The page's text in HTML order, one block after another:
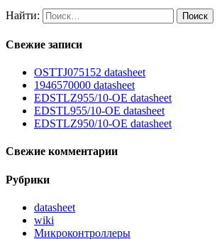
Найти:
Свежие записи
OSTTJ075152 datasheet
1946570000 datasheet
EDSTLZ955/10-OE datasheet
EDSTL955/10-OE datasheet
EDSTLZ950/10-OE datasheet
Свежие комментарии
Рубрики
datasheet
wiki
Микроконтроллеры